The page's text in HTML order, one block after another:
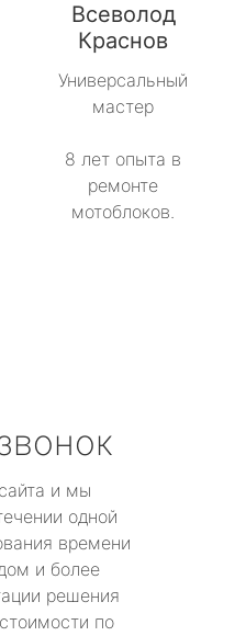
Всеволод
Краснов
Универсальный
мастер
8 лет опыта в
ремонте
мотоблоков.
и мы
одной
времени
и более
решения
по